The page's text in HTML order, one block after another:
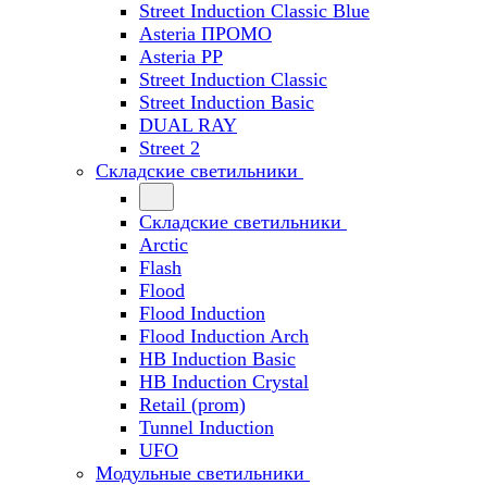
Street Induction Classic Blue
Asteria ПРОМО
Asteria PP
Street Induction Classic
Street Induction Basic
DUAL RAY
Street 2
Складские светильники
Складские светильники
Arctic
Flash
Flood
Flood Induction
Flood Induction Arch
HB Induction Basic
HB Induction Crystal
Retail (prom)
Tunnel Induction
UFO
Модульные светильники